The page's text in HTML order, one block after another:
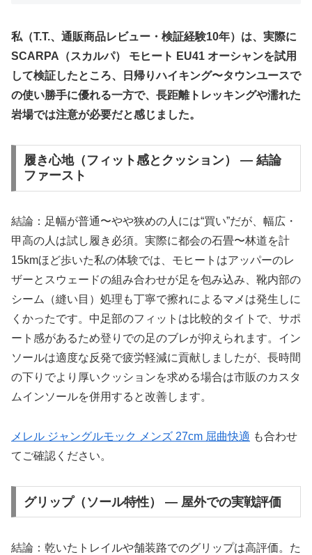
私（T.T.、通販商品レビュー・検証経験10年）は、実際に
SCARPA（スカルパ） モヒート EU41 オーシャンを試用
して検証したところ、日帰りハイキング〜タウンユースで
の使い勝手に優れる一方で、長距離トレッキングや濡れた
岩場では注意が必要だと感じました。
履き心地（フィット感とクッション） — 結論
ファースト
結論：足幅が普通〜やや狭めの人には“買い”だが、幅広・
甲高の人は試し履き必須。実際に都会の石畳〜林道を計
15kmほど歩いた私の体験では、モヒートはアッパーのレ
ザーとスウェードの組み合わせが足を包み込み、靴内部の
シーム（縫い目）処理も丁寧で擦れによるマメは発生しに
くかったです。中足部のフィットは比較的タイトで、サポ
ート感があるため登りでの足のブレが抑えられます。イン
ソールは適度な反発で疲労軽減に貢献しましたが、長時間
の下りでより厚いクッションを求める場合は市販のカスタ
ムインソールを併用すると改善します。
メレル ジャングルモック メンズ 27cm 屈曲快適 も合わせ
てご確認ください。
グリップ（ソール特性） — 屋外での実戦評価
結論：乾いたトレイルや舗装路でのグリップは高評価。た